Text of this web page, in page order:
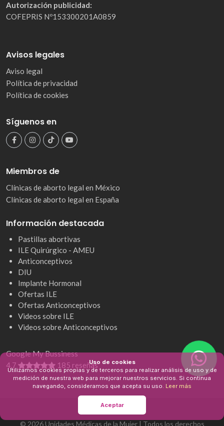
Autorización publicidad:
COFEPRIS Nº153300201A0859
Avisos legales
Aviso legal
Política de privacidad
Política de cookies
Síguenos en
Miembros de
Clínicas de aborto legal en México
Clínicas de aborto legal en España
Información destacada
Pastillas abortivas
ILE Quirúrgico - AMEU
Anticonceptivos
DIU
Implante Hormonal
Ofertas ILE
Ofertas Anticonceptivos
Videos sobre ILE
Videos sobre Anticonceptivos
Google My Bussiness
4,7
185 reseñas
© 2026 Unidades Médicas de la Mujer | Todos los derechos
Uso de cookies
Utilizamos cookies propias y de terceros para realizar análisis de uso y de
medición de nuestra web para mejorar nuestros servicios. Si continua
navegando, consideramos que acepta su uso. Leer más
Aceptar